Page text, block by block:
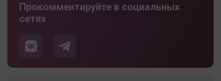
Прокомментируйте в социальных
сетях